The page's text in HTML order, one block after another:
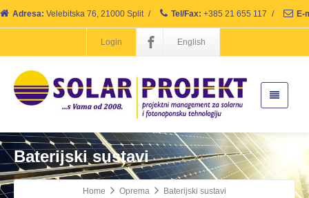
Adresa: Velebitska 76, 21000 Split / Tel/Fax: +385 21 655 117 / E-
Login English
Baterijski sustavi
Home Oprema Baterijski sustavi